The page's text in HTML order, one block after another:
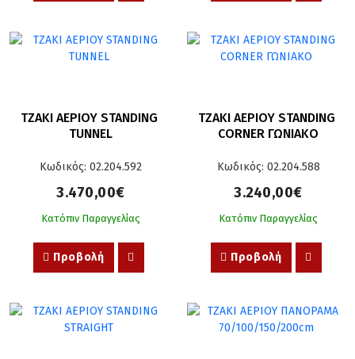
ΤΖΑΚΙ ΑΕΡΙΟΥ STANDING
TUNNEL
Κωδικός: 02.204.592
3.470,00€
Κατόπιν Παραγγελίας
Προβολή
ΤΖΑΚΙ ΑΕΡΙΟΥ STANDING
CORNER ΓΩΝΙΑΚΟ
Κωδικός: 02.204.588
3.240,00€
Κατόπιν Παραγγελίας
Προβολή